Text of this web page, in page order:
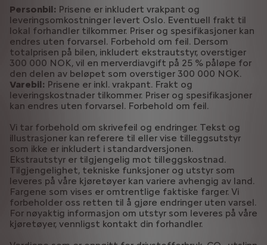
Personbil: Prisene er inkludert vrakpant og
leveringsomkostninger levert Oslo. Eventuell frakt til
lokal forhandler tilkommer. Priser og spesifikasjoner kan
endres uten forvarsel. Forbehold om feil. Dersom
totalprisen på bilen, inkludert ekstrautstyr, overstiger
300 000 NOK, vil en merverdiavgift på 25 % påløpe for
den delen av beløpet som overstiger 300 000 NOK.
Varebil: Prisene er inkl. vrakpant. Frakt og
leveringskostnader tilkommer. Priser og spesifikasjoner
kan endres uten forvarsel. Forbehold om feil.
Vi tar forbehold om skrivefeil og endringer. Tekst og
illustrasjoner kan referere til eller vise tilleggsutstyr
som ikke er inkludert i standardversjonen.
Ekstrautstyr er tilgjengelig mot tilleggskostnad.
Tilgjengelighet, tekniske funksjoner og utstyr som
leveres på våre kjøretøyer kan variere avhengig av land.
Fargene som vises er omtrentlige faktiske farger. Vi
forbeholder oss retten til å gjøre endringer uten varsel.
For nøyaktig informasjon om utstyr som leveres på våre
kjøretøyer, vennligst kontakt din forhandler.